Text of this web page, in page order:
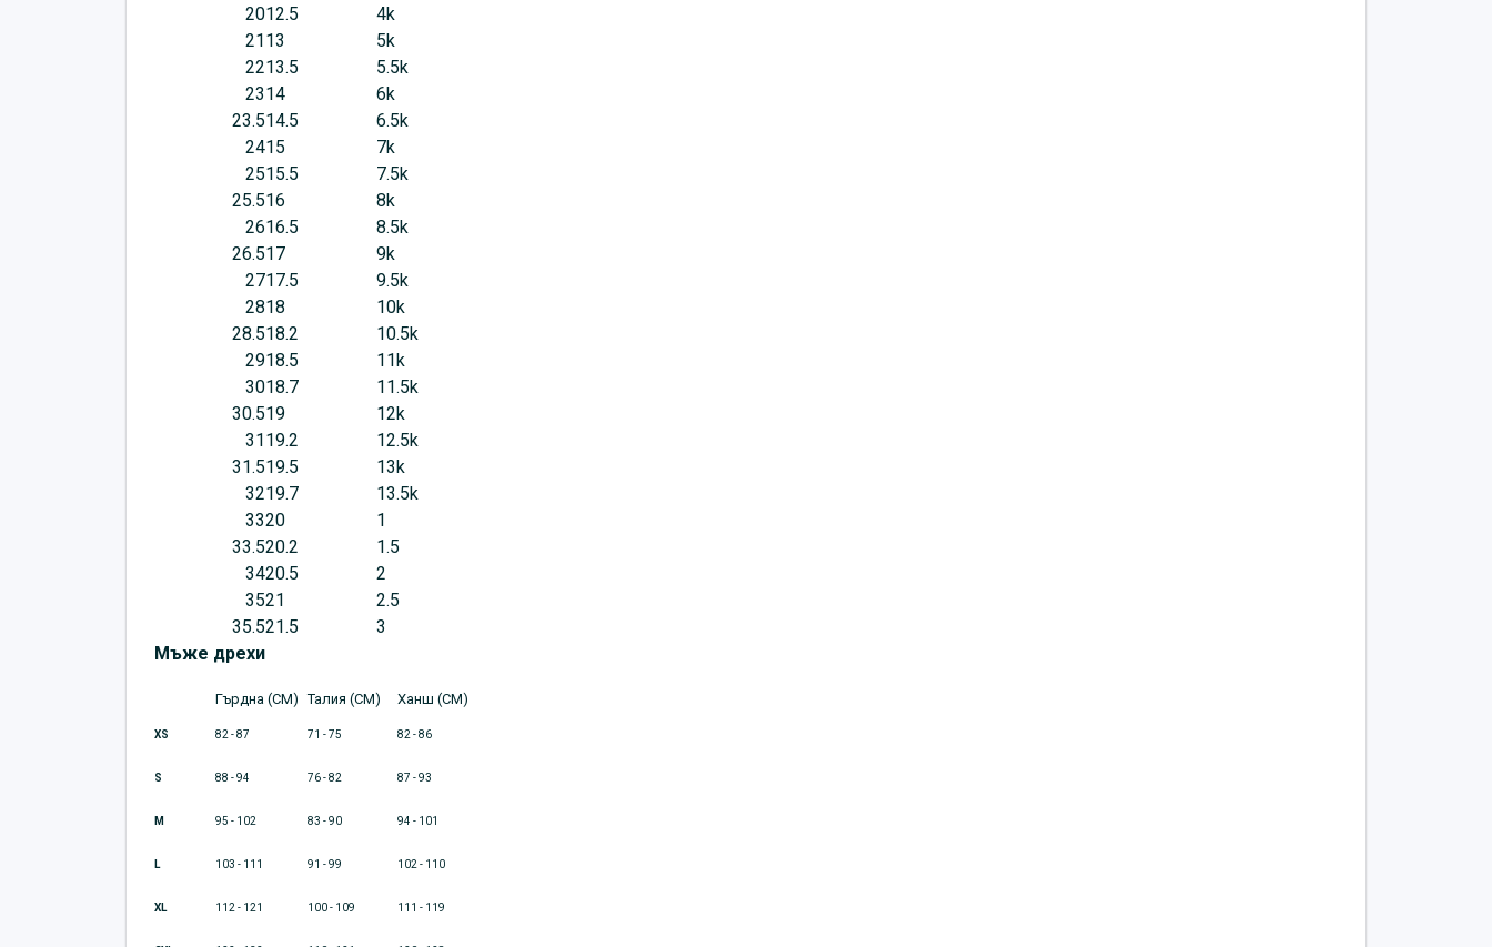
2012.5
4k
21 13
5k
2213.5
5.5k
2314
6k
23.514.5
6.5k
2415
7k
2515.5
7.5k
25.516
8k
2616.5
8.5k
26.517
9k
2717.5
9.5k
2818
10k
28.518.2
10.5k
2918.5
11k
3018.7
11.5k
30.519
12k
31 19.2
12.5k
31.519.5
13k
3219.7
13.5k
3320
1
33.520.2
1.5
3420.5
2
3521
2.5
35.521.5
3
Мъже дрехи
Гърдна (CM) Талия (CM) Ханш (CM)
XS 82 - 87 71 - 75 82 - 86
S 88 - 94 76 - 82 87 - 93
M 95 - 102 83 - 90 94 - 101
L 103 - 111 91 - 99 102 - 110
XL 112 - 121 100 - 109 111 - 119